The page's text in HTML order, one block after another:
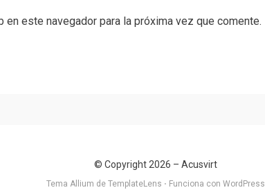
este navegador para la próxima vez que comente.
© Copyright 2026 – Acusvirt
Tema Allium de TemplateLens ⋅ Funciona con WordPress